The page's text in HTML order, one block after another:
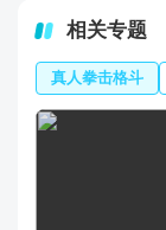
相关专题
真人拳击格斗